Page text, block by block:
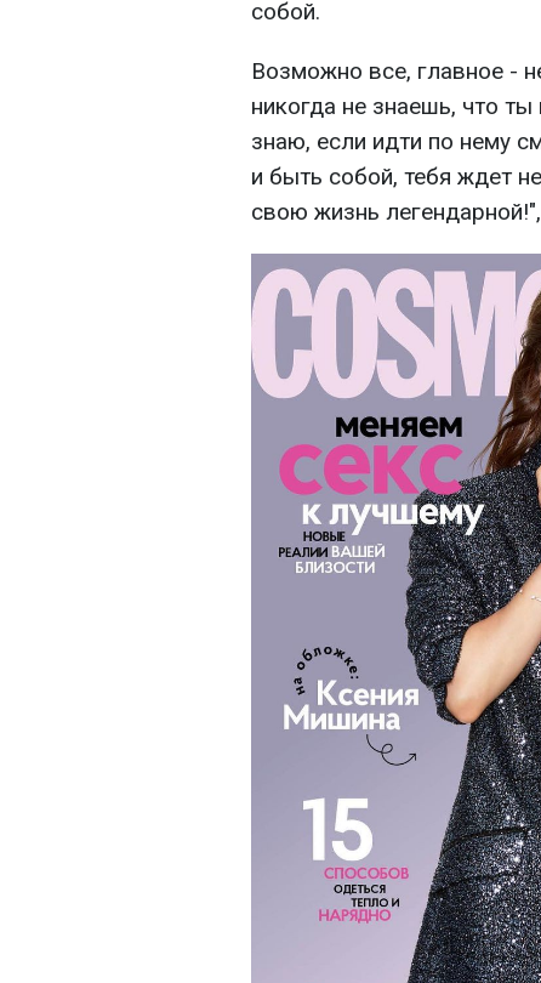
собой.
Возможно все, главное -
никогда не знаешь, что
знаю, если идти по нему
и быть собой, тебя ждет
свою жизнь